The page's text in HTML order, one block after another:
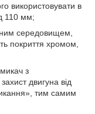
використовувати в
110 мм;
середовищем,
покриття хромом,
з
двигуна від
тим самим